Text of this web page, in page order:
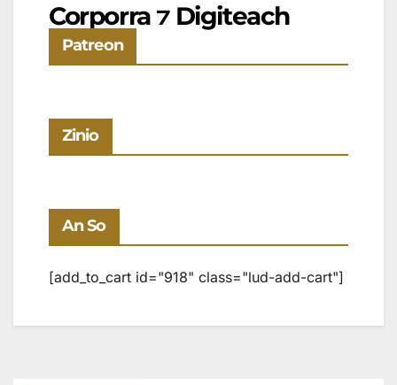
Corporra ⁊ Digiteach
Patreon
Zinio
An So
[add_to_cart id="918" class="lud-add-cart"]